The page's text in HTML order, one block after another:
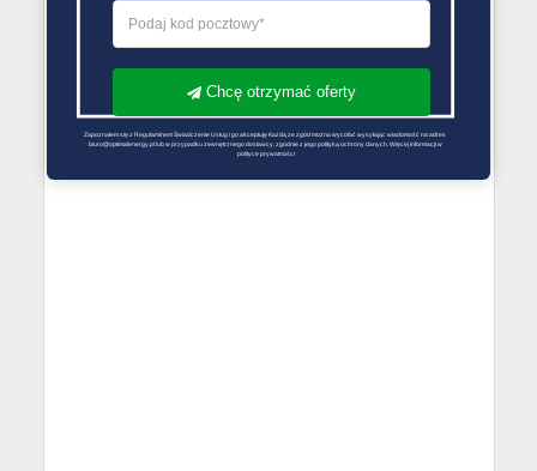
Chcę otrzymać oferty
Zapoznałem się z Regulaminem Świadczenie Usług i go akceptuję Każdą ze zgód można wycofać wysyłając wiadomość na adres
biuro@optimalenergy.pl lub w przypadku zewnętrznego dostawcy, zgodnie z jego polityką ochrony danych. Więcej informacji w
polityce prywatności